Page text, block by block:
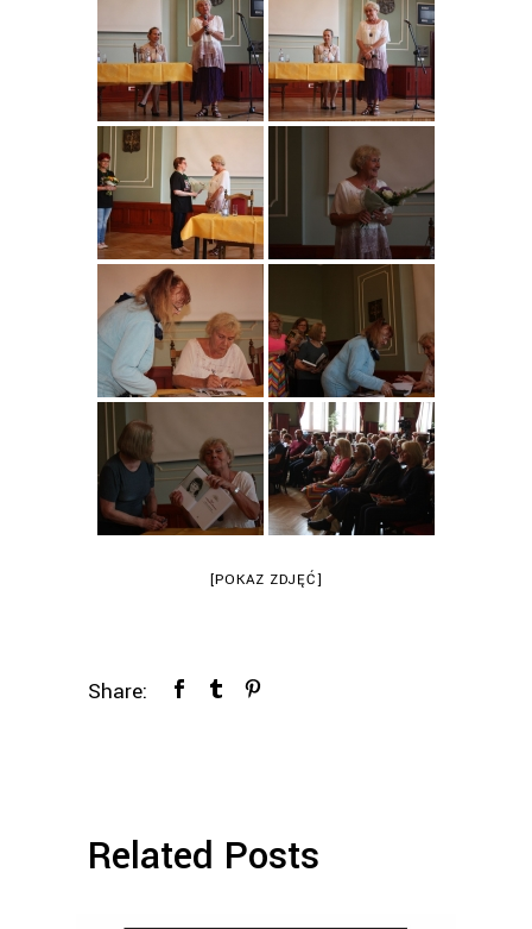
[POKAZ ZDJĘĆ]
Share:
Related Posts